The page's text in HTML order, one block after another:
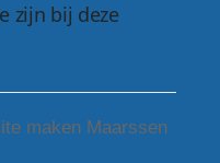
zijn bij deze
maken Maarssen